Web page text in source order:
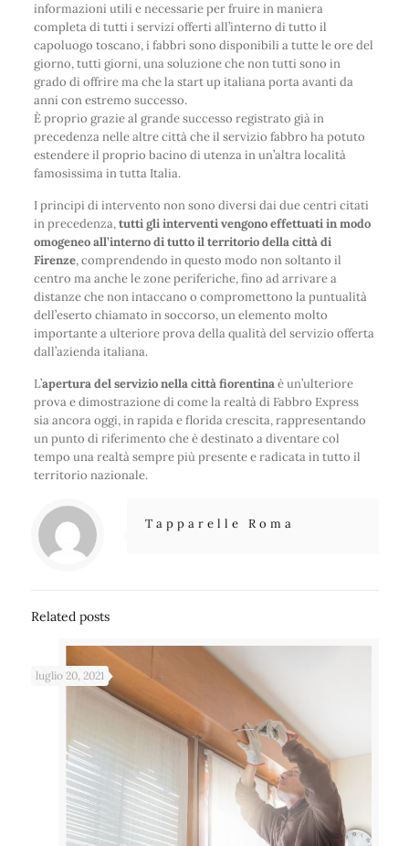
informazioni utili e necessarie per fruire in maniera
completa di tutti i servizi offerti all’interno di tutto il
capoluogo toscano, i fabbri sono disponibili a tutte le ore del
giorno, tutti giorni, una soluzione che non tutti sono in
grado di offrire ma che la start up italiana porta avanti da
anni con estremo successo.
È proprio grazie al grande successo registrato già in
precedenza nelle altre città che il servizio fabbro ha potuto
estendere il proprio bacino di utenza in un’altra località
famosissima in tutta Italia.
I principi di intervento non sono diversi dai due centri citati
in precedenza,tutti gli interventi vengono effettuati in modo
omogeneo all’interno di tutto il territorio della città di
Firenze, comprendendo in questo modo non soltanto il
centro ma anche le zone periferiche, fino ad arrivare a
distanze che non intaccano o compromettono la puntualità
dell’eserto chiamato in soccorso, un elemento molto
importante a ulteriore prova della qualità del servizio offerta
dall’azienda italiana.
L’apertura del servizio nella città fiorentinaè un’ulteriore
prova e dimostrazione di come la realtà di Fabbro Express
sia ancora oggi, in rapida e florida crescita, rappresentando
un punto di riferimento che è destinato a diventare col
tempo una realtà sempre più presente e radicata in tutto il
territorio nazionale.
Tapparelle Roma
Related posts
luglio 20, 2021